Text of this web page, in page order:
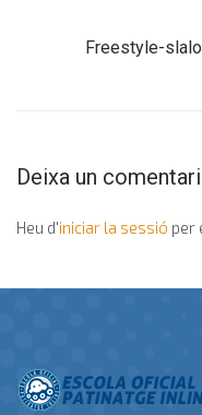
Freestyle-
Deixa un comentari
Heu d'iniciar la sessió per